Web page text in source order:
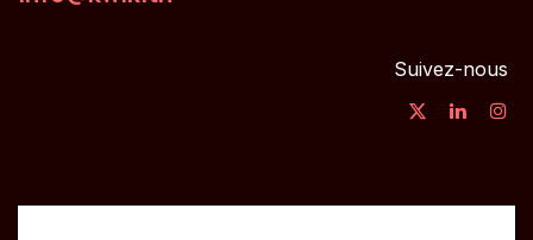
Suivez-nous